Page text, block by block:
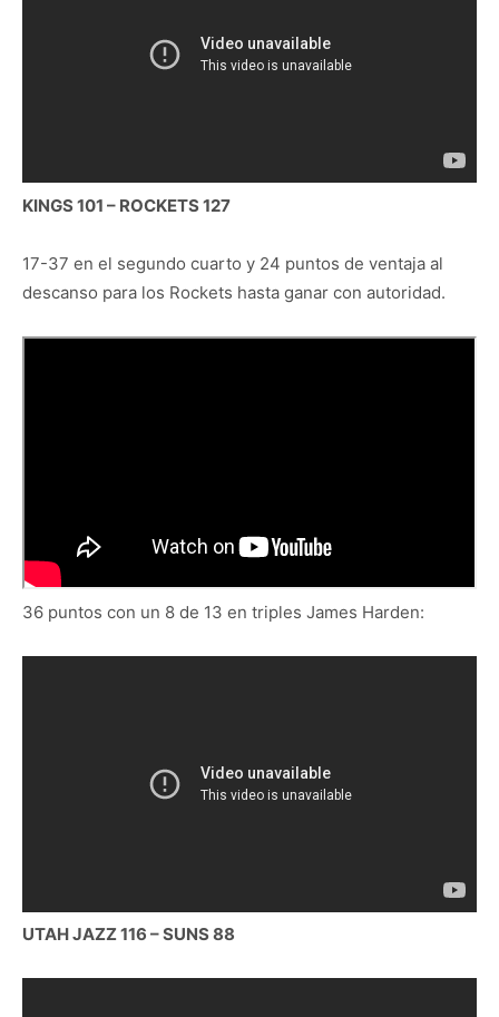
KINGS 101 – ROCKETS 127
17-37 en el segundo cuarto y 24 puntos de ventaja al
descanso para los Rockets hasta ganar con autoridad.
36 puntos con un 8 de 13 en triples James Harden:
UTAH JAZZ 116 – SUNS 88